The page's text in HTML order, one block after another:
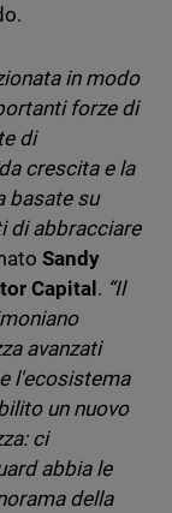
in modo
forze di
di
crescita e la
basate su
di abbracciare
Sandy
Capital . “Il
avanzati
l'ecosistema
un nuovo
ci
abbia le
della